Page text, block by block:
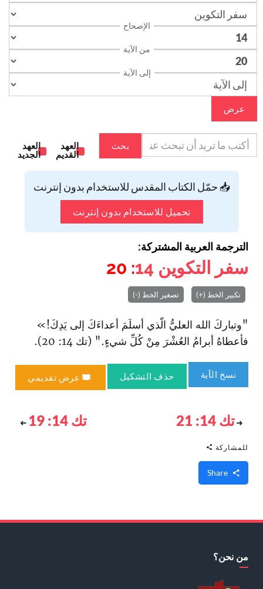
الإصحاح
من الآية
إلى الآية
عرض
بحث
العهد
القديم
العهد
الجديد
📥 حمّل الكتاب المقدس للاستخدام بدون إنترنت
تحميل للاستخدام بدون إنترنت
الترجمة العربية المشتركة:
سفر التكوين 14
: 20
تكبير الخط (+) تصغير الخط (-)
"وتباركَ الله العليُّ الّذي أسلَمَ أعداءَكَ إلى يَدِكَ!»
فأعطاهُ أبرامُ العُشْرَ مِنْ كُلِّ شيءٍ." (تك 14: 20).
نسخ الآية حذف التشكيل عرض تقديمي
تك 14: 21 تك 14: 19
للمشاركة
من نحن؟